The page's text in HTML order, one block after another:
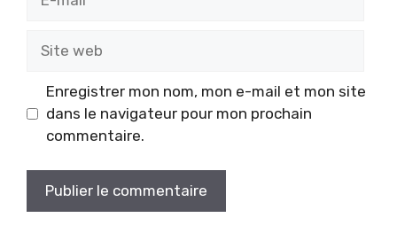
Enregistrer mon nom, mon e-mail et mon site
dans le navigateur pour mon prochain
commentaire.